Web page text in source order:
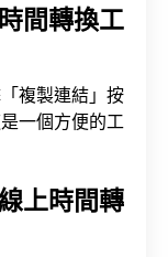
間轉換工
複製連結」按
一個方便的工
上時間轉